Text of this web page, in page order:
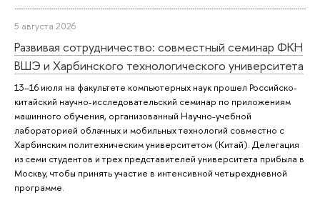
5 августа 2026
Развивая сотрудничество: совместный семинар ФКН
ВШЭ и Харбинского технологического университета
13–16 июля на факультете компьютерных наук прошел Российско-
китайский научно-исследовательский семинар по приложениям
машинного обучения, организованный Научно-учебной
лабораторией облачных и мобильных технологий совместно с
Харбинским политехническим университетом (Китай). Делегация
из семи студентов и трех представителей университета прибыла в
Москву, чтобы принять участие в интенсивной четырехдневной
программе.